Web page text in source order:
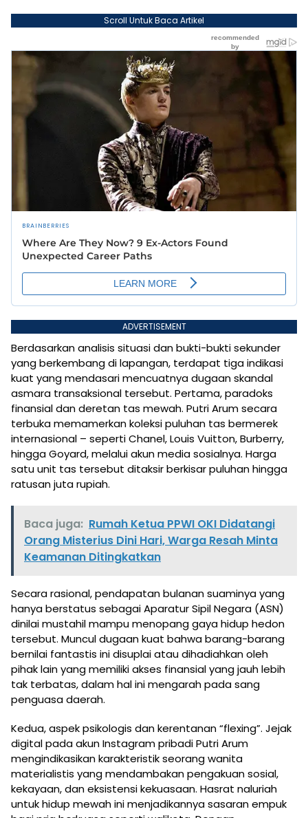
Scroll Untuk Baca Artikel
ADVERTISEMENT
Berdasarkan analisis situasi dan bukti-bukti sekunder
yang berkembang di lapangan, terdapat tiga indikasi
kuat yang mendasari mencuatnya dugaan skandal
asmara transaksional tersebut. Pertama, paradoks
finansial dan deretan tas mewah. Putri Arum secara
terbuka memamerkan koleksi puluhan tas bermerek
internasional – seperti Chanel, Louis Vuitton, Burberry,
hingga Goyard, melalui akun media sosialnya. Harga
satu unit tas tersebut ditaksir berkisar puluhan hingga
ratusan juta rupiah.
Baca juga: Rumah Ketua PPWI OKI Didatangi
Orang Misterius Dini Hari, Warga Resah Minta
Keamanan Ditingkatkan
Secara rasional, pendapatan bulanan suaminya yang
hanya berstatus sebagai Aparatur Sipil Negara (ASN)
dinilai mustahil mampu menopang gaya hidup hedon
tersebut. Muncul dugaan kuat bahwa barang-barang
bernilai fantastis ini disuplai atau dihadiahkan oleh
pihak lain yang memiliki akses finansial yang jauh lebih
tak terbatas, dalam hal ini mengarah pada sang
penguasa daerah.
Kedua, aspek psikologis dan kerentanan “flexing”. Jejak
digital pada akun Instagram pribadi Putri Arum
mengindikasikan karakteristik seorang wanita
materialistis yang mendambakan pengakuan sosial,
kekayaan, dan eksistensi kekuasaan. Hasrat naluriah
untuk hidup mewah ini menjadikannya sasaran empuk